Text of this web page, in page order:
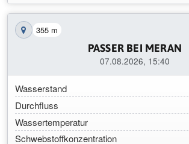
Station auf der Karte anzeigen
355 m
PASSER BEI MERAN
07.08.2026, 15:40
Wasserstand
Durchfluss
Wassertemperatur
Schwebstoffkonzentration